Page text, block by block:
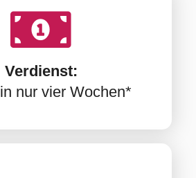
Verdienst:
in nur vier Wochen*